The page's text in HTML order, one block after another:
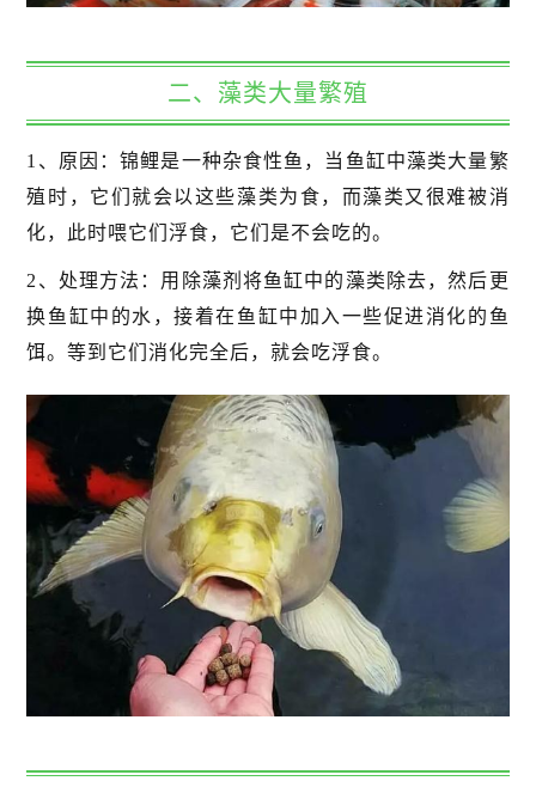
二、藻类大量繁殖
1、原因：锦鲤是一种杂食性鱼，当鱼缸中藻类大量繁
殖时，它们就会以这些藻类为食，而藻类又很难被消
化，此时喂它们浮食，它们是不会吃的。
2、处理方法：用除藻剂将鱼缸中的藻类除去，然后更
换鱼缸中的水，接着在鱼缸中加入一些促进消化的鱼
饵。等到它们消化完全后，就会吃浮食。